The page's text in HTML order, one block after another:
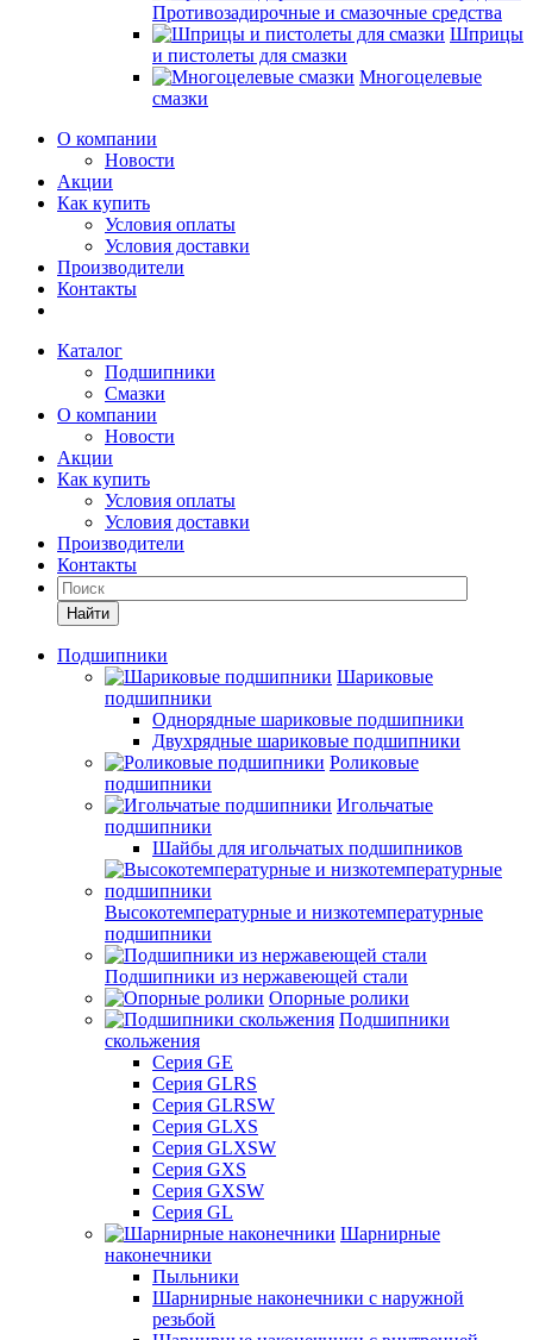
Противозадирочные и смазочные средства
Шприцы
и пистолеты для смазки
Многоцелевые
смазки
О компании
Новости
Акции
Как купить
Условия оплаты
Условия доставки
Производители
Контакты
Каталог
Подшипники
Смазки
О компании
Новости
Акции
Как купить
Условия оплаты
Условия доставки
Производители
Контакты
Найти
Подшипники
Шариковые
подшипники
Однорядные шариковые подшипники
Двухрядные шариковые подшипники
Роликовые
подшипники
Игольчатые
подшипники
Шайбы для игольчатых подшипников
Высокотемпературные и низкотемпературные
подшипники
Подшипники из нержавеющей стали
Опорные ролики
Подшипники
скольжения
Серия GE
Серия GLRS
Серия GLRSW
Серия GLXS
Серия GLXSW
Серия GXS
Серия GXSW
Серия GL
Шарнирные
наконечники
Пыльники
Шарнирные наконечники с наружной
резьбой